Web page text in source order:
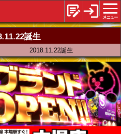
誕生
2018.11.22誕生